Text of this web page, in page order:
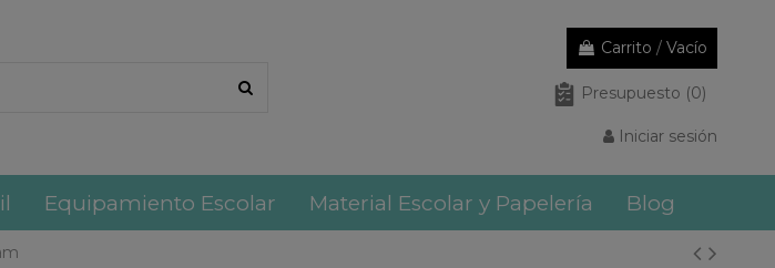
Carrito / Vacío
Presupuesto (0)
Iniciar sesión
Equipamiento Escolar Material Escolar y Papelería Blog